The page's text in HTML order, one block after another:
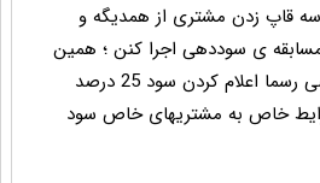
قاپ زدن مشتری از همدیگه و
ی سوددهی اجرا کنن ؛ همین
الان دوتا بانک خصوصی رسما اعلام کردن سود 25 درصد
خاص به مشتریهای خاص سود